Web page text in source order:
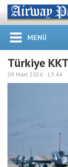
MENÜ
Türkiye
09 Mart 2026 - 13:44